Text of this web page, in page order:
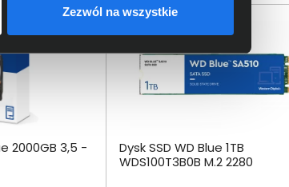
Zezwól na wszystkie
2000GB 3,5 -
Dysk SSD WD Blue 1TB
WDS100T3B0B M.2 2280